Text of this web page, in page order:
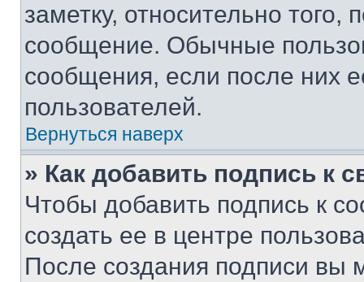
заметку, относительно
сообщение. Обычные
сообщения, если после них
пользователей.
Вернуться наверх
» Как добавить подпись к
Чтобы добавить подпись к
создать ее в центре
После создания подписи вы